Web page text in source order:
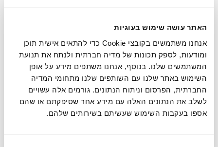
האתר עושה שימוש בעוגיות
אנחנו משתמשים בקובצי Cookie כדי להתאים אישית תוכן
ומודעות, לספק תכונות של מדיה חברתית ולנתח את תנועת
המשתמשים שלנו. בנוסף, אנחנו משתפים מידע על אופן
השימוש באתר שלנו עם השותפים שלנו מתחומי המדיה
החברתית, הפרסום וניתוח הנתונים. גורמים אלה עשויים
לשלב את הנתונים האלה עם מידע אחר שסיפקתם או שהם
אספו בעקבות השימוש שעשיתם בשירותים שלהם.
יונתן פייטרה
יונתן פייטרה, מייסד Great Place To Work® Israel
התחיל את דרכו בעולם השיווק ומילא תפקידים
ניהוליים בכירים בחברות גלובליות מובילות כמו
קוקה-קולה, נסטלה ויוניליוור. במהלך הקריירה שלו
נחשף לתרבויות עבודה מגוונות ומעשירות.
בתקופת הקורונה, כאשר ראה את השינויים